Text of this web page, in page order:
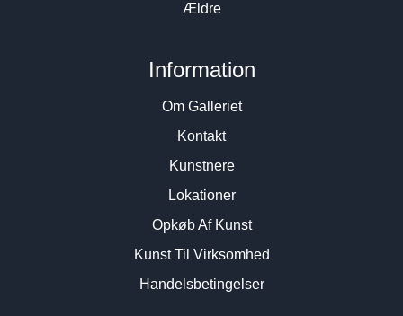
Ældre
Information
Om Galleriet
Kontakt
Kunstnere
Lokationer
Opkøb Af Kunst
Kunst Til Virksomhed
Handelsbetingelser